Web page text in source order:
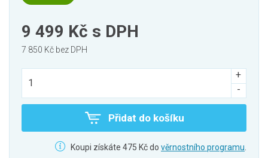
9 499 Kč s DPH
7 850 Kč bez DPH
Přidat do košíku
Koupi získáte 475 Kč do věrnostního programu